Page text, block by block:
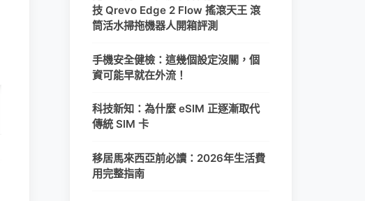
技 Qrevo Edge 2 Flow 搖滾天王 滾
筒活水掃拖機器人開箱評測
手機安全健檢：這幾個設定沒關，個
資可能早就在外流！
科技新知：為什麼 eSIM 正逐漸取代
傳統 SIM 卡
移居馬來西亞前必讀：2026年生活費
用完整指南